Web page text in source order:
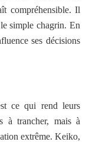
compréhensible. Il
simple chagrin. En
ses décisions
ce qui rend leurs
à trancher, mais à
extrême. Keiko,